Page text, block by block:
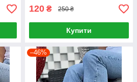
120 ₴ 250 ₴
Купити
–46%